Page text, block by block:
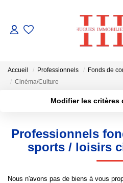
NOTRE
Accueil Professionnels Fonds de
Cinéma/Culture
Modifier les critères
Sélectionnez...
Type de bien
Professionnels
sports / loisirs
Nous n'avons pas de biens à vous